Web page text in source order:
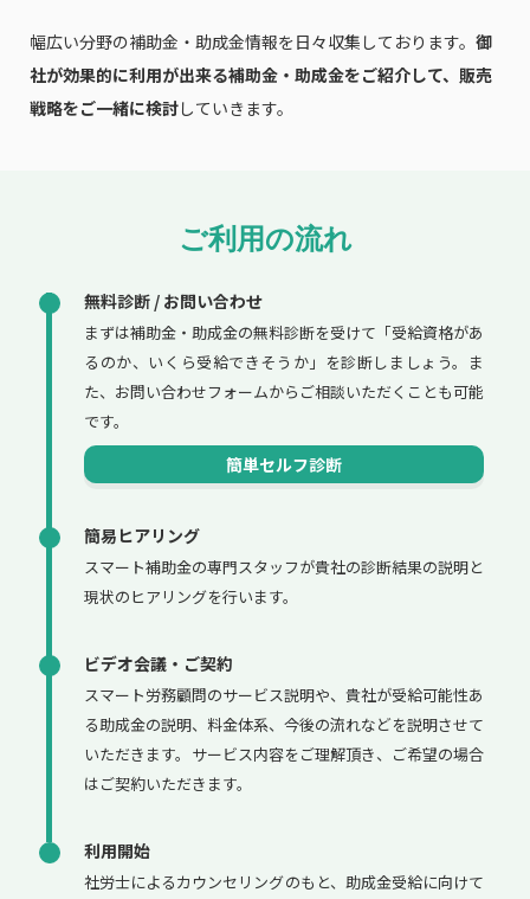
幅広い分野の補助金・助成金情報を日々収集しております。 御
社が効果的に利用が出来る補助金・助成金をご紹介して、販売
戦略をご一緒に検討していきます。
ご利用の流れ
無料診断 / お問い合わせ
まずは補助金・助成金の無料診断を受けて「受給資格があ
るのか、いくら受給できそうか」を診断しましょう。ま
た、お問い合わせフォームからご相談いただくことも可能
です。
簡単セルフ診断
簡易ヒアリング
スマート補助金の専門スタッフが貴社の診断結果の説明と
現状のヒアリングを行います。
ビデオ会議・ご契約
スマート労務顧問のサービス説明や、貴社が受給可能性あ
る助成金の説明、料金体系、今後の流れなどを説明させて
いただきます。サービス内容をご理解頂き、ご希望の場合
はご契約いただきます。
利用開始
社労士によるカウンセリングのもと、助成金受給に向けて